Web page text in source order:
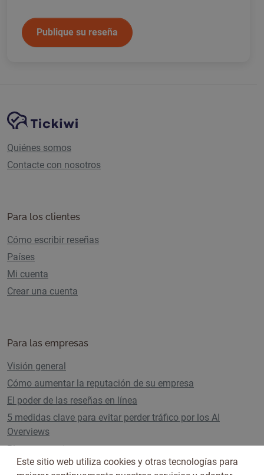
Publique su reseña
Navegación del sitio
Plataforma Tickiwi
Quiénes somos
Contacte con nosotros
Para los clientes
Cómo escribir reseñas
Países
Mi cuenta
Crear una cuenta
Para las empresas
Visión general
Cómo aumentar la reputación de su empresa
El poder de las reseñas en línea
5 medidas clave para evitar perder tráfico por los AI
Overviews
Planes y precios
Este sitio web utiliza cookies y otras tecnologías para